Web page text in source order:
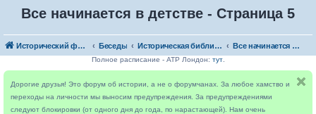
Все начинается в детстве - Страница 5
Исторический форум Беседы Историческая библиотека Все начинается в детстве
Полное расписание - ATP Лондон: тут.
Дорогие друзья! Это форум об истории, а не о форумчанах. За любое хамство и
переходы на личности мы выносим предупреждения. За предупреждениями
следуют блокировки (от одного дня до года, по нарастающей). Нам очень